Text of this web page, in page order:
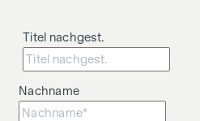
Titel nachgest.
Nachname